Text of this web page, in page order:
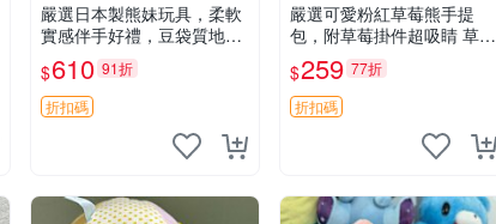
嚴選日本製熊妹玩具，柔軟
實感伴手好禮，豆袋質地手
感佳，抱枕小熊 recom 推薦
白色豆袋 玩具
$610 91折
折扣碼
嚴選可愛粉紅草莓熊手提
包，附草莓掛件超吸睛 草莓
熊手提包 草莓掛件 可愛port
unese
$259 77折
折扣碼